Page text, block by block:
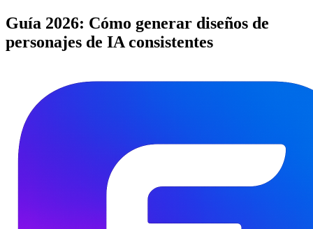
Guía 2026: Cómo generar diseños de
personajes de IA consistentes